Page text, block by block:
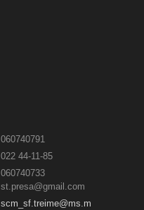
060740791
022 44-11-85
060740733
st.presa@gmail.com
scm_sf.treime@ms.m